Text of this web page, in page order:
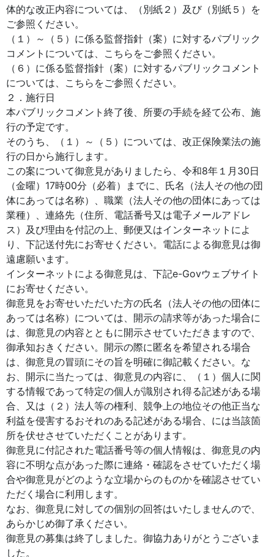
体的な改正内容については、（別紙２）及び（別紙５）を
ご参照ください。
（１）～（５）に係る監督指針（案）に対するパブリック
コメントについては、こちらをご参照ください。
（６）に係る監督指針（案）に対するパブリックコメント
については、こちらをご参照ください。
２．施行日
本パブリックコメント終了後、所要の手続を経て公布、施
行の予定です。
そのうち、（１）～（５）については、改正保険業法の施
行の日から施行します。
この案について御意見がありましたら、令和8年１月30日
（金曜）17時00分（必着）までに、氏名（法人その他の団
体にあっては名称）、職業（法人その他の団体にあっては
業種）、連絡先（住所、電話番号又は電子メールアドレ
ス）及び理由を付記の上、郵便又はインターネットによ
り、下記送付先にお寄せください。電話による御意見は御
遠慮願います。
インターネットによる御意見は、下記e-Govウェブサイト
にお寄せください。
御意見をお寄せいただいた方の氏名（法人その他の団体に
あっては名称）については、開示の請求等があった場合に
は、御意見の内容とともに開示させていただきますので、
御承知おきください。開示の際に匿名を希望される場合
は、御意見の冒頭にその旨を明確に御記載ください。な
お、開示に当たっては、御意見の内容に、（１）個人に関
する情報であって特定の個人が識別され得る記述がある場
合、又は（２）法人等の権利、競争上の地位その他正当な
利益を侵害するおそれのある記述がある場合、には当該箇
所を伏せさせていただくことがあります。
御意見に付記された電話番号等の個人情報は、御意見の内
容に不明な点があった際に連絡・確認をさせていただく場
合や御意見がどのような立場からのものかを確認させてい
ただく場合に利用します。
なお、御意見に対しての個別の回答はいたしませんので、
あらかじめ御了承ください。
御意見の募集は終了しました。御協力ありがとうございま
した。